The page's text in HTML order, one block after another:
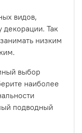
видов,
Так
низким
выбор
наиболее
подводный